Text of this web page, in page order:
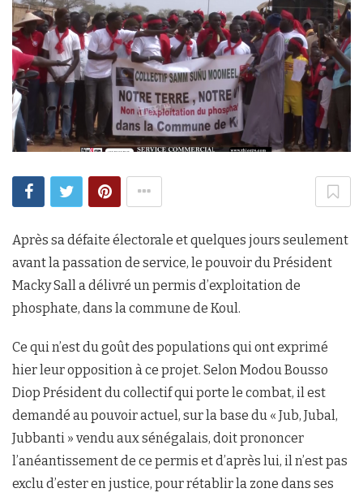
Après sa défaite électorale et quelques jours seulement
avant la passation de service, le pouvoir du Président
Macky Sall a délivré un permis d’exploitation de
phosphate, dans la commune de Koul.
Ce qui n’est du goût des populations qui ont exprimé
hier leur opposition à ce projet. Selon Modou Bousso
Diop Président du collectif qui porte le combat, il est
demandé au pouvoir actuel, sur la base du « Jub, Jubal,
Jubbanti » vendu aux sénégalais, doit prononcer
l’anéantissement de ce permis et d’après lui, il n’est pas
exclu d’ester en justice, pour rétablir la zone dans ses